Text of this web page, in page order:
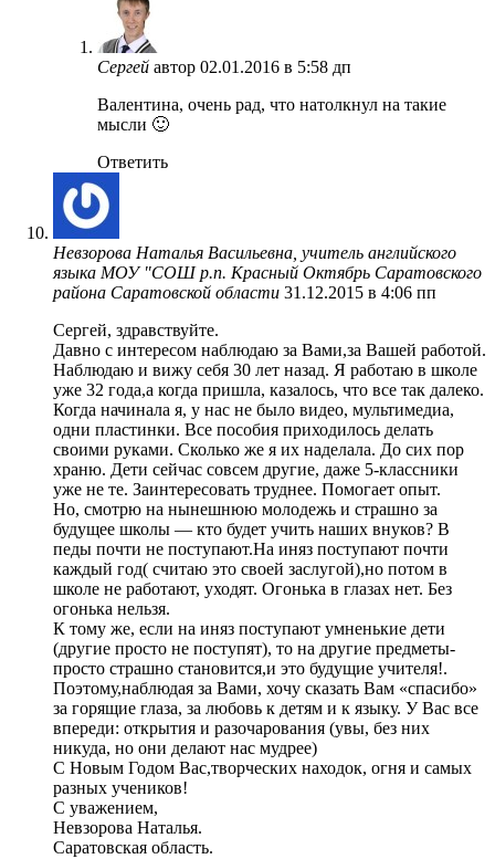
Сергей автор 02.01.2016 в 5:58 дп
Валентина, очень рад, что натолкнул на такие
мысли 🙂
Ответить
Невзорова Наталья Васильевна, учитель английского
языка МОУ "СОШ р.п. Красный Октябрь Саратовского
района Саратовской области 31.12.2015 в 4:06 пп
Сергей, здравствуйте.
Давно с интересом наблюдаю за Вами,за Вашей работой.
Наблюдаю и вижу себя 30 лет назад. Я работаю в школе
уже 32 года,а когда пришла, казалось, что все так далеко.
Когда начинала я, у нас не было видео, мультимедиа,
одни пластинки. Все пособия приходилось делать
своими руками. Сколько же я их наделала. До сих пор
храню. Дети сейчас совсем другие, даже 5-классники
уже не те. Заинтересовать труднее. Помогает опыт.
Но, смотрю на нынешнюю молодежь и страшно за
будущее школы — кто будет учить наших внуков? В
педы почти не поступают.На иняз поступают почти
каждый год( считаю это своей заслугой),но потом в
школе не работают, уходят. Огонька в глазах нет. Без
огонька нельзя.
К тому же, если на иняз поступают умненькие дети
(другие просто не поступят), то на другие предметы-
просто страшно становится,и это будущие учителя!.
Поэтому,наблюдая за Вами, хочу сказать Вам «спасибо»
за горящие глаза, за любовь к детям и к языку. У Вас все
впереди: открытия и разочарования (увы, без них
никуда, но они делают нас мудрее)
С Новым Годом Вас,творческих находок, огня и самых
разных учеников!
С уважением,
Невзорова Наталья.
Саратовская область.